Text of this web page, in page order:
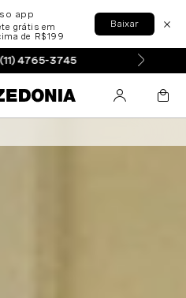
app
grátis em
de R$199
Baixar
4765-3745